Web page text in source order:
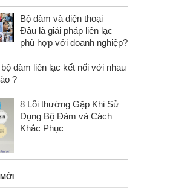
Bộ đàm và điện thoại –
Đâu là giải pháp liên lạc
phù hợp với doanh nghiệp?
đàm liên lạc kết nối với nhau
?
8 Lỗi thường Gặp Khi Sử
Dụng Bộ Đàm và Cách
Khắc Phục